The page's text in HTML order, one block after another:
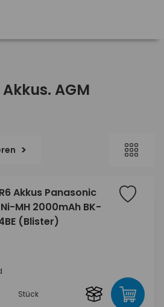
AGM
Akkus Panasonic
MH 2000mAh BK-
(Blister)
Stück